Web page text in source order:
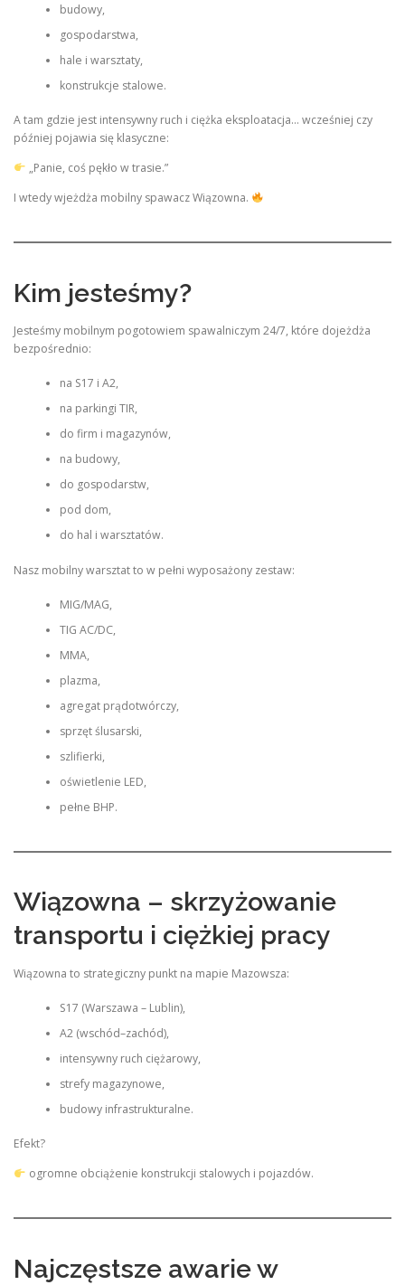
budowy,
gospodarstwa,
hale i warsztaty,
konstrukcje stalowe.
A tam gdzie jest intensywny ruch i ciężka eksploatacja… wcześniej czy
później pojawia się klasyczne:
„Panie, coś pękło w trasie.”
I wtedy wjeżdża mobilny spawacz Wiązowna.
Kim jesteśmy?
Jesteśmy mobilnym pogotowiem spawalniczym 24/7, które dojeżdża
bezpośrednio:
na S17 i A2,
na parkingi TIR,
do firm i magazynów,
na budowy,
do gospodarstw,
pod dom,
do hal i warsztatów.
Nasz mobilny warsztat to w pełni wyposażony zestaw:
MIG/MAG,
TIG AC/DC,
MMA,
plazma,
agregat prądotwórczy,
sprzęt ślusarski,
szlifierki,
oświetlenie LED,
pełne BHP.
Wiązowna – skrzyżowanie
transportu i ciężkiej pracy
Wiązowna to strategiczny punkt na mapie Mazowsza:
S17 (Warszawa – Lublin),
A2 (wschód–zachód),
intensywny ruch ciężarowy,
strefy magazynowe,
budowy infrastrukturalne.
Efekt?
ogromne obciążenie konstrukcji stalowych i pojazdów.
Najczęstsze awarie w